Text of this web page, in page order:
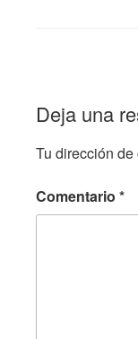
Deja una
Tu dirección
Comentario *